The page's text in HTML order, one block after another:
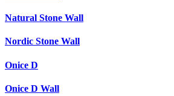
Natural Stone Wall
Nordic Stone Wall
Onice D
Onice D Wall